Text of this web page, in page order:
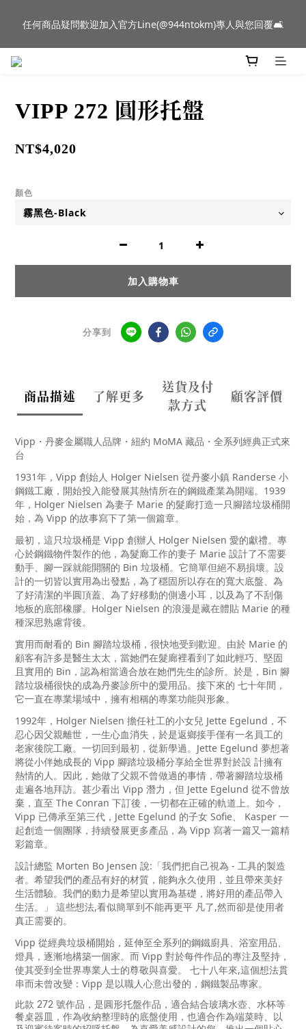
群門市展示中✨
任何商品疑問歡迎加入官方Line(@944ntokm)專人與您回覆🛋️
新品到貨｜日本燈具品牌 Ambientec 年度新品 Barcarolle 臺中樂
VIPP 272 圓形托盤
NT$4,020
顏色
加入購物車
分享到
商品描述 了解更多
送貨及付
款方式
顧客評價
Vipp・ 丹麥金屬職人品牌 ・ 紐約 MoMA 藏品 ・ 全系列經典正式來
台
1931年， Vipp 創始人 Holger Nielsen 從丹麥小鎮 Randerse 小
鋼鐵工廠，開始投入能發展其熱情所在的鋼鐵產業為開端。 1939
年， Holger Nielsen 為妻子 Marie 的髮廊打造一只腳踏垃圾桶開
始，為 Vipp 的故事寫下了第一個篇章。
最初，這只垃圾桶是 Vipp 創辦人 Holger Nielsen 愛的獻禮。專
心於鋼鐵物件製作的他，為髮廊工作的妻子 Marie 設計了不需要
動手、腳一踩就能開關的 Bin 垃圾桶。它簡單但絕不易損壞。設
計的一切皆以實用為出發點，為了穩固所以存在的寬大底盤、為
了好清潔的半圓頂蓋、為了好移動的側邊小耳，以及為了不刮傷
地板的底部橡膠。 Holger Nielsen 的浪漫是藏在體貼 Marie 的種
種深思熟慮背後。
實用而耐看的 Bin 腳踏垃圾桶，很快地受到歡迎。由於 Marie 的
顧客有許多是醫生太太，當她們在髮廊裡看到了如此輕巧、堅固
且實用的 Bin ，認為相當適合放在她們先生的診所。於是， Bin 腳
踏垃圾桶很快的成為丹麥診所中的愛用品。接下來的 七十年間，
它一直在專業場域中，擁有相稱的專業功能與形象。
1992年， Holger Nielsen 擔任社工的小女兒 Jette Egelund， 不
忍心因父親離世，一生心血消失，於是返鄉接手僅有一名員工的
老家後院工廠。一切回到最初，從新學過。 Jette Egelund 夢想著
將從小伴她成長的 Vipp 腳踏垃圾桶分享給全世界對於設 計擁有
熱情的人。因此，她做了父親不曾做過的事情，帶著腳踏垃圾桶
走遍各地拜訪。甚少看出 Vipp 潛力，但 Jette Egelund 從不曾放
棄，直至 The Conran 下訂後，一切都在正確的軌道上。如今，
Vipp 已傳承至第三代， Jette Egelund 的子女 Sofie、 Kasper 一
起創造一個團隊，持續發展更多產品，為 Vipp 寫著一篇又一篇精
彩篇章。
設計總監 Morten Bo Jensen 說:「我們把自己視為 ‐ 工具的製造
者。希望我們的產品有好的材質，能夠永久使用，並且帶來美好
生活體驗。我們的動力是希望以實用為基礎，將好用的產品帶入
生活。」 這些想法,看似簡單到不能再更平 凡了,然而卻是使用者
真正需要的。
Vipp 從經典垃圾桶開始，延伸至全系列的鋼鐵廚具、浴室用品、
燈具，逐漸地構築一個家。而 Vipp 對於每件作品的專注及堅持，
使其受到全世界專業人士的尊敬與喜愛。 七十八年來,這個想法貫
串而未曾改變： Vipp 是以職人心意出發的，鋼鐵製品專家。
此款 272 號作品，是圓形托盤作品，適合結合玻璃水壺、水杯等
餐桌器皿，作為收納整理時的底盤使用，也適合作為端菜時、以